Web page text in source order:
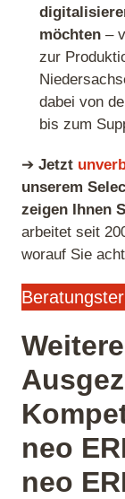
möchten –
zur
dabei von
bis zum
➔ Jetzt
unserem
zeigen Ihnen
arbeitet seit
worauf Sie
neo
neo